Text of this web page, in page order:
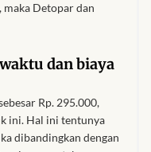
Detopar dan
dan biaya
Rp. 295.000,
ini. Hal ini tentunya
dibandingkan dengan